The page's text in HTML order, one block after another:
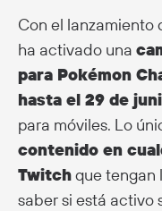
Con el lanzamiento
ha activado una
para Pokémon
hasta el 29 de
para móviles. Lo
contenido en
Twitchque tengan
saber si está activo